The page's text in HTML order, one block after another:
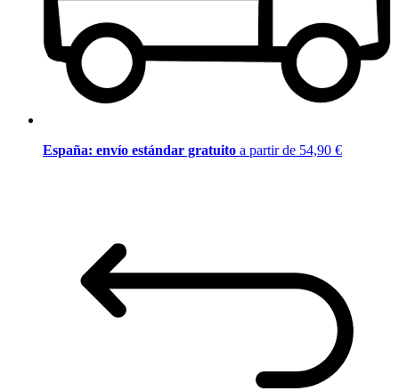
España: envío estándar gratuito a partir de 54,90 €